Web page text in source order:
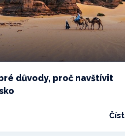
důvody, proč navštívit
Číst